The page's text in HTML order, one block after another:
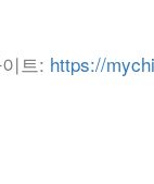
트: https://